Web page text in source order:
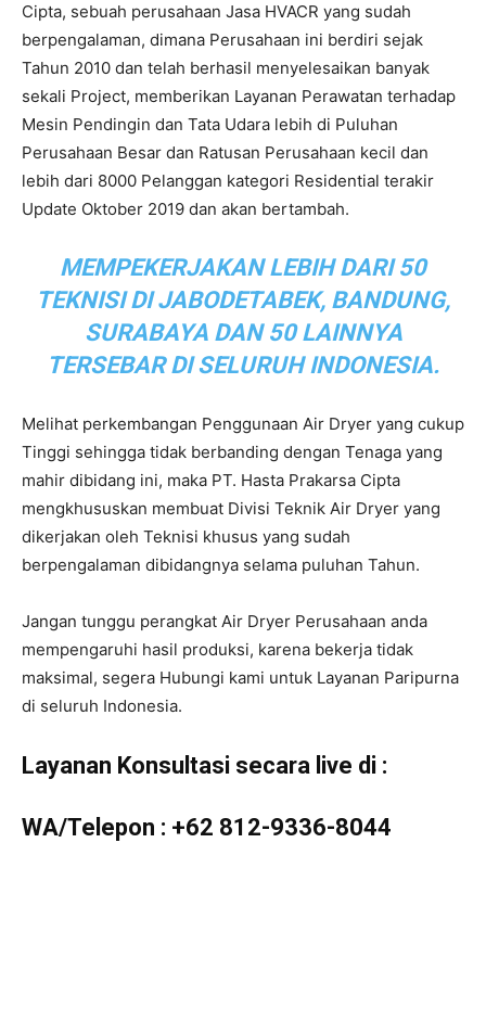
Cipta, sebuah perusahaan Jasa HVACR yang sudah
berpengalaman, dimana Perusahaan ini berdiri sejak
Tahun 2010 dan telah berhasil menyelesaikan banyak
sekali Project, memberikan Layanan Perawatan terhadap
Mesin Pendingin dan Tata Udara lebih di Puluhan
Perusahaan Besar dan Ratusan Perusahaan kecil dan
lebih dari 8000 Pelanggan kategori Residential terakir
Update Oktober 2019 dan akan bertambah.
MEMPEKERJAKAN LEBIH DARI 50
TEKNISI DI JABODETABEK, BANDUNG,
SURABAYA DAN 50 LAINNYA
TERSEBAR DI SELURUH INDONESIA.
Melihat perkembangan Penggunaan Air Dryer yang cukup
Tinggi sehingga tidak berbanding dengan Tenaga yang
mahir dibidang ini, maka PT. Hasta Prakarsa Cipta
mengkhususkan membuat Divisi Teknik Air Dryer yang
dikerjakan oleh Teknisi khusus yang sudah
berpengalaman dibidangnya selama puluhan Tahun.
Jangan tunggu perangkat Air Dryer Perusahaan anda
mempengaruhi hasil produksi, karena bekerja tidak
maksimal, segera Hubungi kami untuk Layanan Paripurna
di seluruh Indonesia.
Layanan Konsultasi secara live di :
WA/Telepon : +62 812-9336-8044